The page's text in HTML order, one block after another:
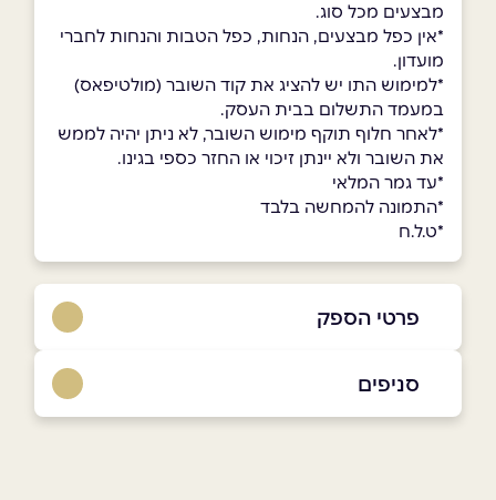
מבצעים מכל סוג.
*אין כפל מבצעים, הנחות, כפל הטבות והנחות לחברי
מועדון.
*למימוש התו יש להציג את קוד השובר (מולטיפאס)
במעמד התשלום בבית העסק.
*לאחר חלוף תוקף מימוש השובר, לא ניתן יהיה לממש
את השובר ולא יינתן זיכוי או החזר כספי בגינו.
*עד גמר המלאי
*התמונה להמחשה בלבד
*ט.ל.ח
פרטי הספק
בפייסבוק באינסטגרם
סניפים